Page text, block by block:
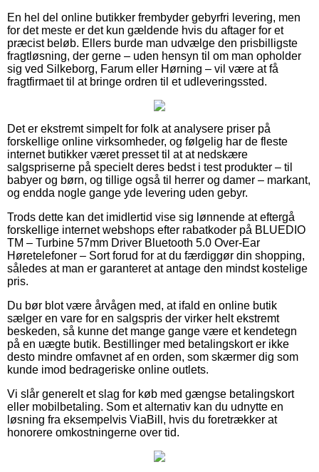
En hel del online butikker frembyder gebyrfri levering, men
for det meste er det kun gældende hvis du aftager for et
præcist beløb. Ellers burde man udvælge den prisbilligste
fragtløsning, der gerne – uden hensyn til om man opholder
sig ved Silkeborg, Farum eller Hørning – vil være at få
fragtfirmaet til at bringe ordren til et udleveringssted.
Det er ekstremt simpelt for folk at analysere priser på
forskellige online virksomheder, og følgelig har de fleste
internet butikker været presset til at at nedskære
salgspriserne på specielt deres bedst i test produkter – til
babyer og børn, og tillige også til herrer og damer – markant,
og endda nogle gange yde levering uden gebyr.
Trods dette kan det imidlertid vise sig lønnende at eftergå
forskellige internet webshops efter rabatkoder på BLUEDIO
TM – Turbine 57mm Driver Bluetooth 5.0 Over-Ear
Høretelefoner – Sort forud for at du færdiggør din shopping,
således at man er garanteret at antage den mindst kostelige
pris.
Du bør blot være årvågen med, at ifald en online butik
sælger en vare for en salgspris der virker helt ekstremt
beskeden, så kunne det mange gange være et kendetegn
på en uægte butik. Bestillinger med betalingskort er ikke
desto mindre omfavnet af en orden, som skærmer dig som
kunde imod bedrageriske online outlets.
Vi slår generelt et slag for køb med gængse betalingskort
eller mobilbetaling. Som et alternativ kan du udnytte en
løsning fra eksempelvis ViaBill, hvis du foretrækker at
honorere omkostningerne over tid.